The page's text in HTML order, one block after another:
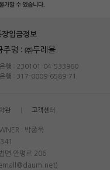
장입금정보
주명 : ㈜두레몰
은행 : 230101-04-533960
은행 : 317-0009-6589-71
관 고객센터
: 박종욱
면 안평로 206